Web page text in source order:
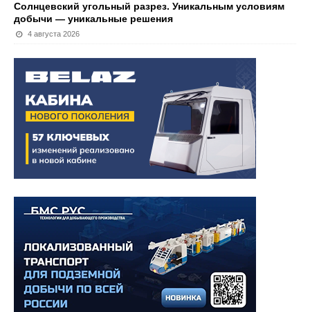
Солнцевский угольный разрез. Уникальным условиям
добычи — уникальные решения
4 августа 2026